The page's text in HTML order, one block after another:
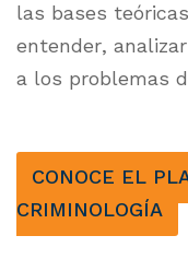
las bases
entender,
a los problemas
CONOCE EL
CRIMINOLOGÍA